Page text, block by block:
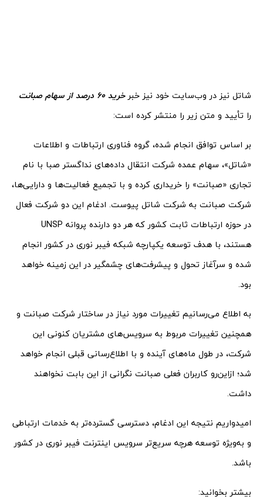
شاتل نیز در وب‌سایت خود نیز خبرخرید 60 درصد از سهام صبانت
را تأیید و متن زیر را منتشر کرده است:
بر اساس توافق انجام شده، گروه فناوری ارتباطات و اطلاعات
«شاتل»، سهام عمده شرکت انتقال داده‌های نداگستر صبا با نام
تجاری «صبانت» را خریداری کرده و با تجمیع فعالیت‌ها و دارایی‌ها،
شرکت صبانت به شرکت شاتل پیوست. ادغام این دو شرکت فعال
در حوزه ارتباطات ثابت کشور که هر دو دارنده پروانه UNSP
هستند، با هدف توسعه یکپارچه شبکه فیبر نوری در کشور انجام
شده و سرآغاز تحول و پیشرفت‌های چشمگیر در این زمینه خواهد
بود.
به اطلاع می‌رسانیم تغییرات مورد نیاز در ساختار شرکت صبانت و
همچنین تغییرات مربوط به سرویس‌های مشتریان کنونی این
شرکت، در طول ماه‌های آینده و با اطلاع‌رسانی قبلی انجام خواهد
شد؛ از‌این‌رو کاربران فعلی صبانت نگرانی از این بابت نخواهند
داشت.
امیدواریم نتیجه این ادغام، دسترسی گسترده‌تر به خدمات ارتباطی
و به‌‌ویژه توسعه هرچه سریع‌تر سرویس اینترنت فیبر نوری در کشور
باشد.
بیشتر بخوانید: